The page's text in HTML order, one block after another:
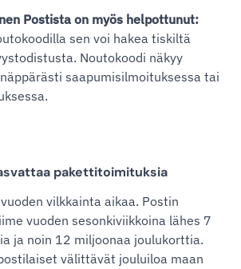
Postista on myös helpottunut:
sen voi hakea tiskiltä
Noutokoodi näkyy
saapumisilmoituksessa tai
pakettitoimituksia
vilkkainta aikaa. Postin
vuoden sesonkiviikkoina lähes 7
ja noin 12 miljoonaa joulukorttia.
välittävät jouluiloa maan